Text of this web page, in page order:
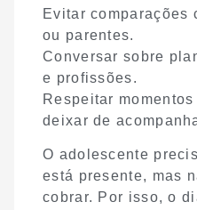
Evitar comparações
ou parentes.
Conversar sobre
e profissões.
Respeitar
deixar de
O adolescente
está presente, mas
cobrar. Por isso, o